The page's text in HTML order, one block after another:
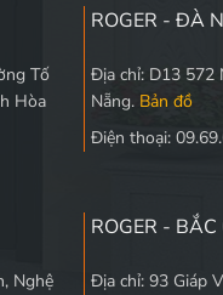
Tố
Hòa
ROGER - ĐÀ
Địa chỉ: D13 572
Nẵng. Bản đồ
Điện thoại:
Nghệ
ROGER -
Địa chỉ: 93 Giáp